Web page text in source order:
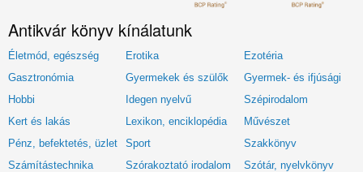
Antikvár könyv kínálatunk
Életmód, egészség Erotika
Ezotéria
Gasztronómia
Gyermekek és szülők
Gyermek- és ifjúsági
Hobbi
Idegen nyelvű
Szépirodalom
Kert és lakás
Lexikon, enciklopédia
Művészet
Pénz, befektetés, üzlet
Sport
Szakkönyv
Számítástechnika
Szórakoztató irodalom
Szótár, nyelvkönyv